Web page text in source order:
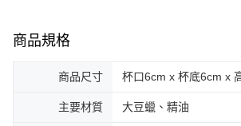
商品規格
商品尺寸 杯口6cm x 杯底6cm x
主要材質 大豆蠟、精油